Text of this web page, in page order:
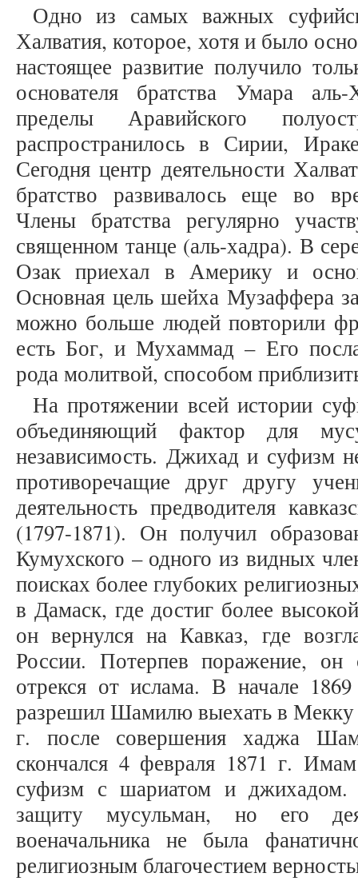
Одно из самых важных
Халватия, которое, хотя и было
настоящее развитие получило
основателя братства Умара
пределы Аравийского
распространилось в Сирии,
Сегодня центр деятельности
братство развивалось еще во
Члены братства регулярно
священном танце (аль-хадра). В
Озак приехал в Америку и
Основная цель шейха Музаффера
можно больше людей повторили
есть Бог, и Мухаммад – Его
рода молитвой, способом
На протяжении всей истории
объединяющий фактор для
независимость. Джихад и суфизм
противоречащие друг другу
деятельность предводителя
(1797-1871). Он получил
Кумухского – одного из видных
поисках более глубоких
в Дамаск, где достиг более
он вернулся на Кавказ, где
России. Потерпев поражение, он
отрекся от ислама. В начале
разрешил Шамилю выехать в Мекку
г. после совершения хаджа
скончался 4 февраля 1871 г.
суфизм с шариатом и джихадом.
защиту мусульман, но его
военачальника не была
религиозным благочестием